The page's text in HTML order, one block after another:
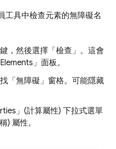
工具中檢查元素的無障礙名
，然後選擇「檢查」 。這會
」面板。
「無障礙」 窗格。可能隱藏
」(計算屬性) 下拉式選單
) 屬性。